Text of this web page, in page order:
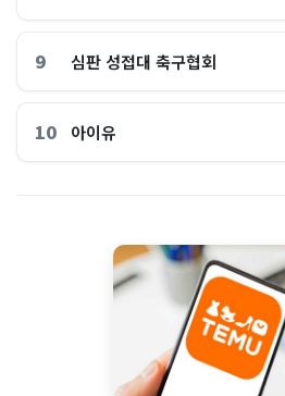
9 심판 성접대 축구협회
10 아이유